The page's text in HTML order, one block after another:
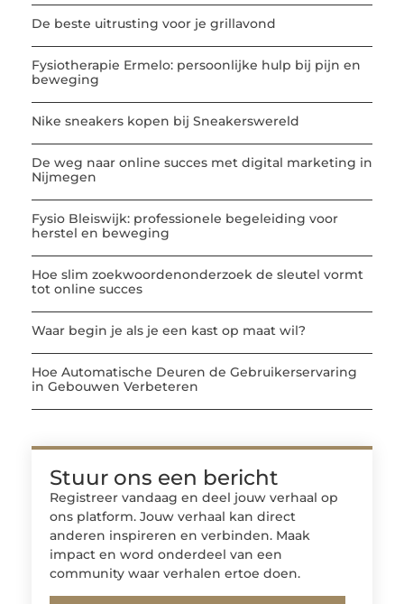
De beste uitrusting voor je grillavond
Fysiotherapie Ermelo: persoonlijke hulp bij pijn en
beweging
Nike sneakers kopen bij Sneakerswereld
De weg naar online succes met digital marketing in
Nijmegen
Fysio Bleiswijk: professionele begeleiding voor
herstel en beweging
Hoe slim zoekwoordenonderzoek de sleutel vormt
tot online succes
Waar begin je als je een kast op maat wil?
Hoe Automatische Deuren de Gebruikerservaring
in Gebouwen Verbeteren
Stuur ons een bericht
Registreer vandaag en deel jouw verhaal op
ons platform. Jouw verhaal kan direct
anderen inspireren en verbinden. Maak
impact en word onderdeel van een
community waar verhalen ertoe doen.